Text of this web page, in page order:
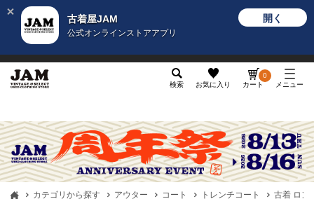
古着屋JAM
公式オンラインストアアプリ
開く
検索 お気に入り カート
0
メニュー
カテゴリから探す アウター コート トレンチコート
古着 ロン